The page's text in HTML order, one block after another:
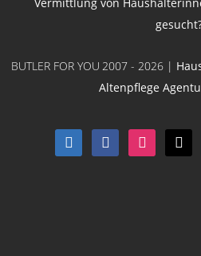
BUTLER FOR YOU 2007 - 2026 |
Altenpflege
linkedin facebook instagram